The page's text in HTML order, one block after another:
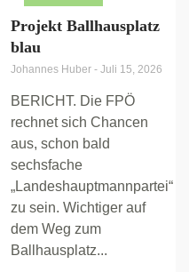
Projekt Ballhausplatz
blau
Johannes Huber - Juli 15, 2026
BERICHT. Die FPÖ
rechnet sich Chancen
aus, schon bald
sechsfache
„Landeshauptmannpartei“
zu sein. Wichtiger auf
dem Weg zum
Ballhausplatz...